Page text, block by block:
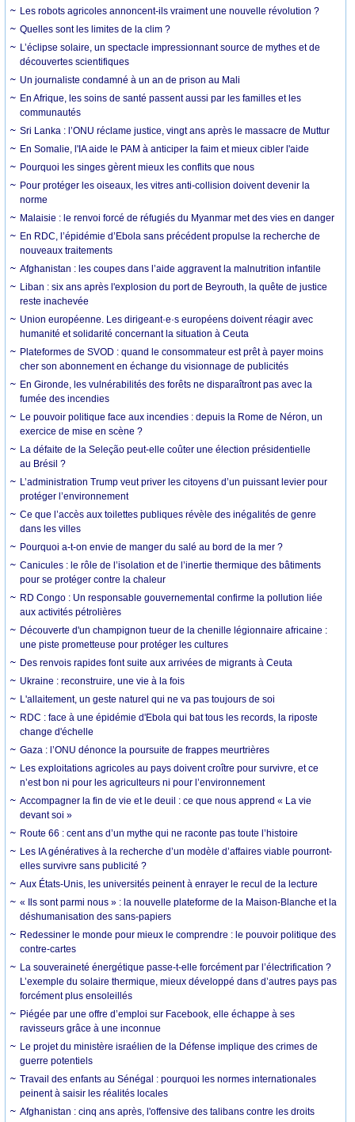
Les robots agricoles annoncent-ils vraiment une nouvelle révolution ?
Quelles sont les limites de la clim ?
L’éclipse solaire, un spectacle impressionnant source de mythes et de
découvertes scientifiques
Un journaliste condamné à un an de prison au Mali
En Afrique, les soins de santé passent aussi par les familles et les
communautés
Sri Lanka : l’ONU réclame justice, vingt ans après le massacre de Muttur
En Somalie, l'IA aide le PAM à anticiper la faim et mieux cibler l'aide
Pourquoi les singes gèrent mieux les conflits que nous
Pour protéger les oiseaux, les vitres anti-collision doivent devenir la
norme
Malaisie : le renvoi forcé de réfugiés du Myanmar met des vies en danger
En RDC, l’épidémie d’Ebola sans précédent propulse la recherche de
nouveaux traitements
Afghanistan : les coupes dans l’aide aggravent la malnutrition infantile
Liban : six ans après l'explosion du port de Beyrouth, la quête de justice
reste inachevée
Union européenne. Les dirigeant·e·s européens doivent réagir avec
humanité et solidarité concernant la situation à Ceuta
Plateformes de SVOD : quand le consommateur est prêt à payer moins
cher son abonnement en échange du visionnage de publicités
En Gironde, les vulnérabilités des forêts ne disparaîtront pas avec la
fumée des incendies
Le pouvoir politique face aux incendies : depuis la Rome de Néron, un
exercice de mise en scène ?
La défaite de la Seleção peut-elle coûter une élection présidentielle
au Brésil ?
L’administration Trump veut priver les citoyens d’un puissant levier pour
protéger l’environnement
Ce que l’accès aux toilettes publiques révèle des inégalités de genre
dans les villes
Pourquoi a-t-on envie de manger du salé au bord de la mer ?
Canicules : le rôle de l’isolation et de l’inertie thermique des bâtiments
pour se protéger contre la chaleur
RD Congo : Un responsable gouvernemental confirme la pollution liée
aux activités pétrolières
Découverte d'un champignon tueur de la chenille légionnaire africaine :
une piste prometteuse pour protéger les cultures
Des renvois rapides font suite aux arrivées de migrants à Ceuta
Ukraine : reconstruire, une vie à la fois
L'allaitement, un geste naturel qui ne va pas toujours de soi
RDC : face à une épidémie d'Ebola qui bat tous les records, la riposte
change d'échelle
Gaza : l’ONU dénonce la poursuite de frappes meurtrières
Les exploitations agricoles au pays doivent croître pour survivre, et ce
n’est bon ni pour les agriculteurs ni pour l’environnement
Accompagner la fin de vie et le deuil : ce que nous apprend « La vie
devant soi »
Route 66 : cent ans d’un mythe qui ne raconte pas toute l’histoire
Les IA génératives à la recherche d’un modèle d’affaires viable pourront-
elles survivre sans publicité ?
Aux États-Unis, les universités peinent à enrayer le recul de la lecture
« Ils sont parmi nous » : la nouvelle plateforme de la Maison-Blanche et la
déshumanisation des sans-papiers
Redessiner le monde pour mieux le comprendre : le pouvoir politique des
contre-cartes
La souveraineté énergétique passe-t-elle forcément par l’électrification ?
L’exemple du solaire thermique, mieux développé dans d’autres pays pas
forcément plus ensoleillés
Piégée par une offre d’emploi sur Facebook, elle échappe à ses
ravisseurs grâce à une inconnue
Le projet du ministère israélien de la Défense implique des crimes de
guerre potentiels
Travail des enfants au Sénégal : pourquoi les normes internationales
peinent à saisir les réalités locales
Afghanistan : cinq ans après, l'offensive des talibans contre les droits